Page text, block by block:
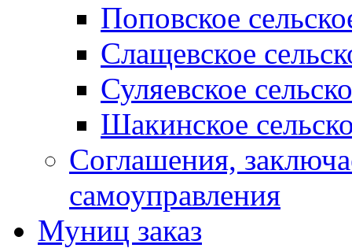
Поповское
Слащевское
Суляевское
Шакинское
Соглашения,
самоуправления
Муниц заказ